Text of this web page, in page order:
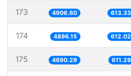
173 4906.60 613.33
174 4896.15 612.02
175 4890.29 611.29